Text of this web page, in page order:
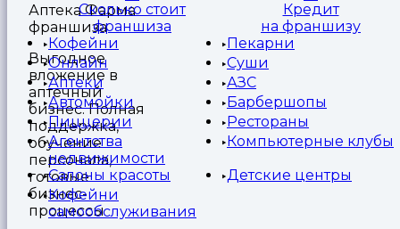
Сколько стоит
франшиза
Кредит
на франшизу
Кофейни
Пекарни
Онлайн
Суши
Аптеки
АЗС
Автомойки
Барбершопы
Пиццерии
Рестораны
Агентства
недвижимости
Компьютерные клубы
Салоны красоты
Детские центры
Кофейни
самообслуживания
Аптека Фарма
франшиза
Выгодное
вложение в
аптечный
бизнес. Полная
поддержка,
обучение
персонала,
готовые
бизнес-
процессы